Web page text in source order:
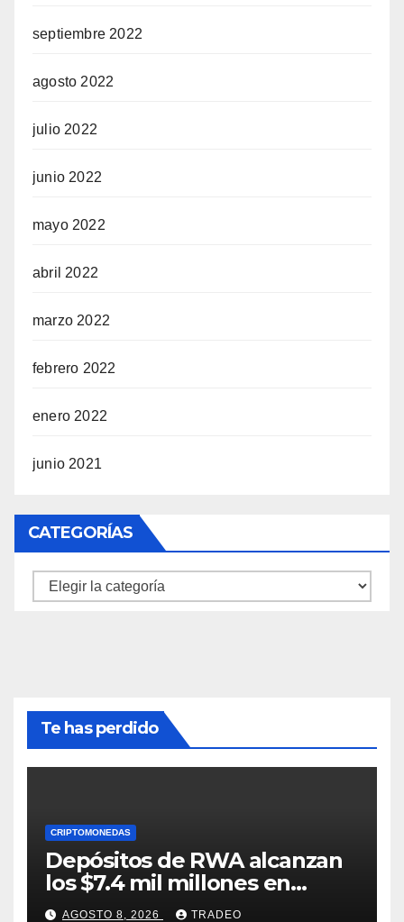
septiembre 2022
agosto 2022
julio 2022
junio 2022
mayo 2022
abril 2022
marzo 2022
febrero 2022
enero 2022
junio 2021
CATEGORÍAS
Categorías
Te has perdido
CRIPTOMONEDAS
Depósitos de RWA alcanzan
los $7.4 mil millones en
medio de la caída de DeFi
AGOSTO 8, 2026 TRADEO